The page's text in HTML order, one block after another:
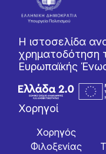
Η ιστοσελίδα
χρηματοδότηση
Ευρωπαϊκής
Χορηγοί
Χορηγός
Φιλοξενίας